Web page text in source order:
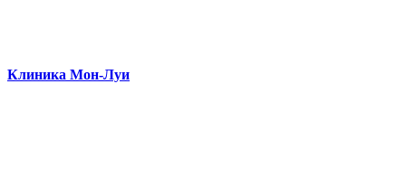
Клиника Мон-Луи